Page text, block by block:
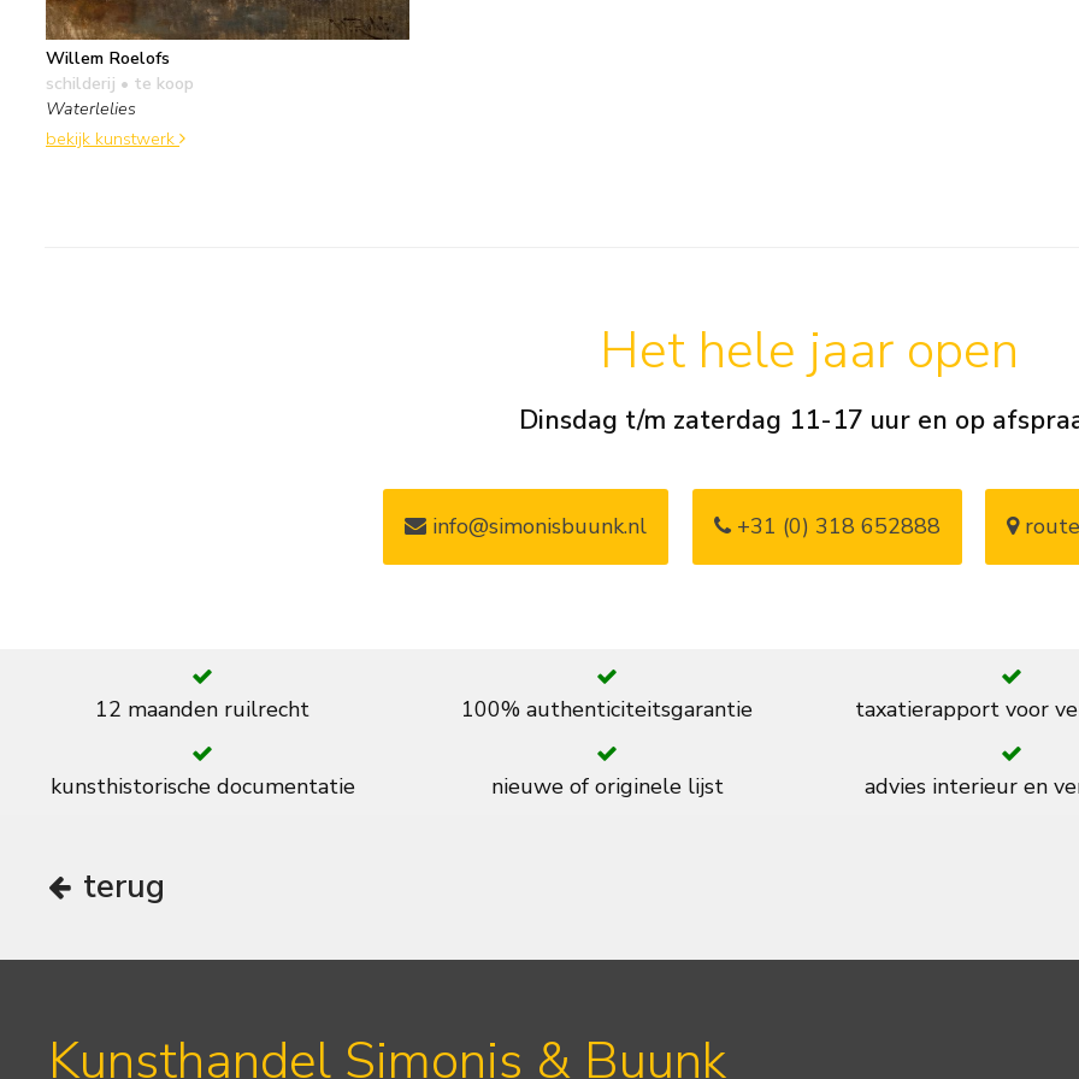
Willem Roelofs
schilderij • te koop
Waterlelies
bekijk kunstwerk
Het hele jaar open
Dinsdag t/m zaterdag 11-17 uur en op
info@simonisbuunk.nl +31 (0) 318 652888
12 maanden ruilrecht 100% authenticiteitsgarantie taxatierapport voor
kunsthistorische documentatie nieuwe of originele lijst advies interieur en
terug
Kunsthandel Simonis & Buunk